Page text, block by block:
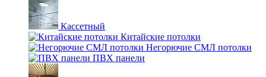
Кассетный
Китайские потолки
Негорючие СМЛ потолки
ПВХ панели